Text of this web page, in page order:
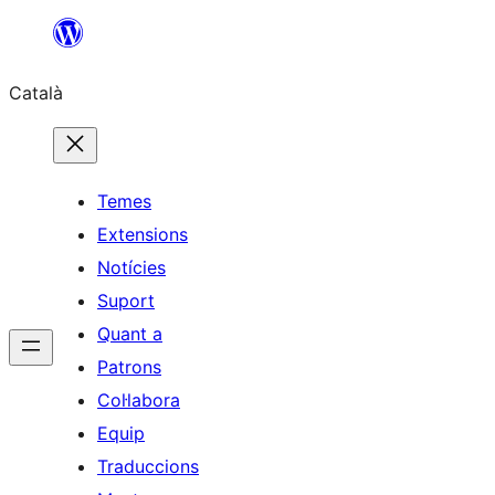
contingut
Català
Temes
Extensions
Notícies
Suport
Quant a
Patrons
Col·labora
Equip
Traduccions